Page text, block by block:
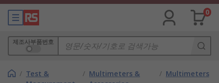
0
제조사부품번호
/ Test &
/ Multimeters &
/ Multimeters